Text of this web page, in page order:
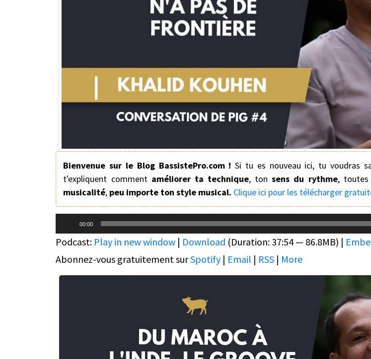
Bienvenue sur le Blog BassistePro.com ! Si tu es nouveau ici, tu voudras
t'expliquent comment améliorer ta technique, tonsens du rythme, toutes
musicalité, peu importe ton style musical. Clique ici pour les télécharger
Lecteur
audio
00:00
Podcast: Play in new window | Download (Duration: 37:54 — 86.8MB) |
Abonnez-vous gratuitement surSpotify | Email | RSS | More